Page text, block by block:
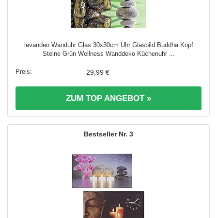
levandeo Wanduhr Glas 30x30cm Uhr Glasbild Buddha Kopf
Steine Grün Wellness Wanddeko Küchenuhr ...
29,99 €
ZUM TOP ANGEBOT »
3